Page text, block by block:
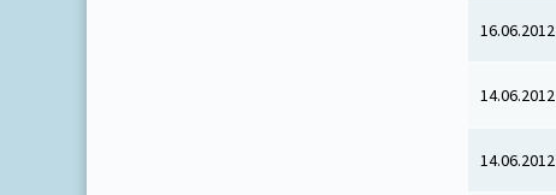
16.06.2012
14.06.2012
14.06.2012